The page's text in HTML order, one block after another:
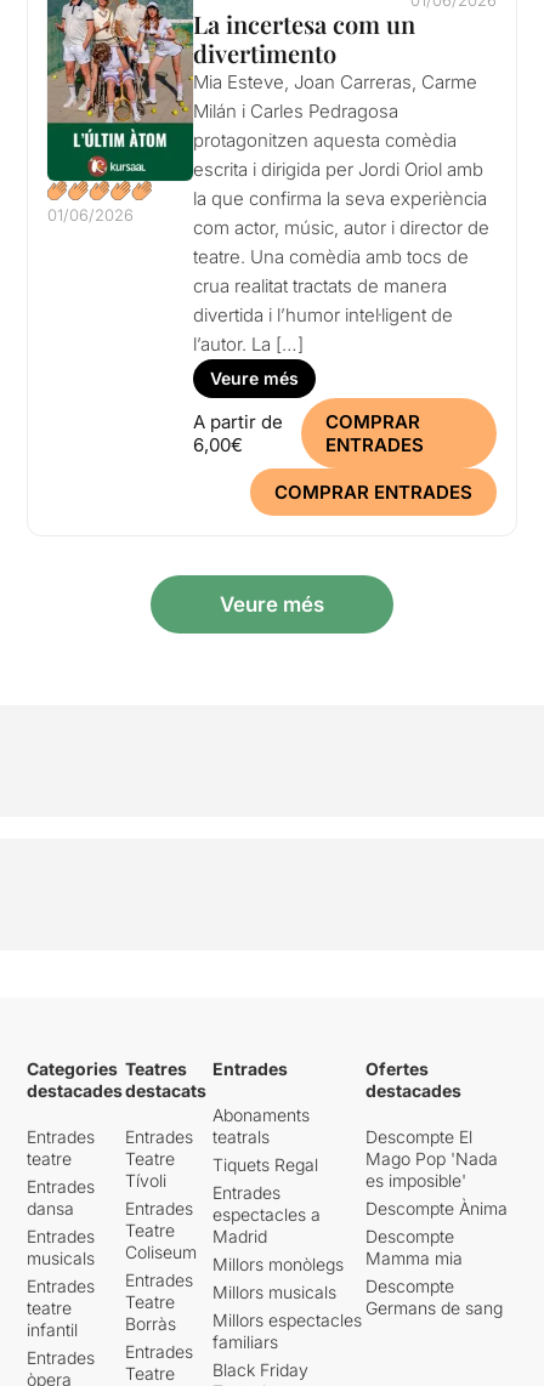
01/06/2026
La incertesa com un
divertimento
Mia Esteve, Joan Carreras, Carme
Milán i Carles Pedragosa
protagonitzen aquesta comèdia
escrita i dirigida per Jordi Oriol amb
la que confirma la seva experiència
com actor, músic, autor i director de
teatre. Una comèdia amb tocs de
crua realitat tractats de manera
divertida i l’humor intel·ligent de
l’autor. La […]
Veure més
A partir de
6,00€
COMPRAR
ENTRADES
COMPRAR ENTRADES
Veure més
Categories
destacades
Entrades
teatre
Entrades
dansa
Entrades
musicals
Entrades
teatre
infantil
Entrades
òpera
Teatres
destacats
Entrades
Teatre
Tívoli
Entrades
Teatre
Coliseum
Entrades
Teatre
Borràs
Entrades
Teatre
Entrades
Abonaments
teatrals
Tiquets Regal
Entrades
espectacles a
Madrid
Millors monòlegs
Millors musicals
Millors espectacles
familiars
Black Friday
Ofertes
destacades
Descompte El
Mago Pop 'Nada
es imposible'
Descompte Ànima
Descompte
Mamma mia
Descompte
Germans de sang